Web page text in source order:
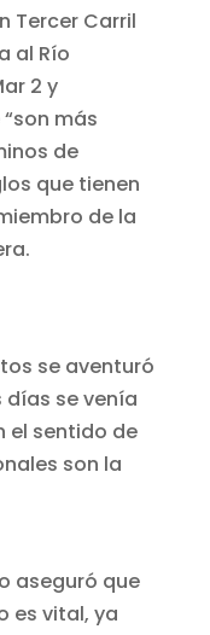
Tercer Carril
al Río
2 y
más
de
que tienen
de la
se aventuró
se venía
el sentido de
son la
aseguró que
es vital, ya